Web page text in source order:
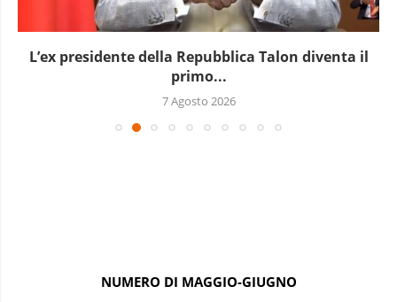
L’Uganda ha approvato l’invio di truppe a Gaza
7 Agosto 2026